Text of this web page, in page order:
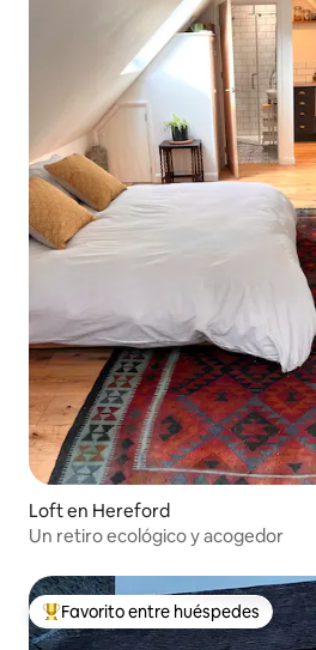
Loft en Hereford
Un retiro ecológico y acogedor
Favorito entre huéspedes preferido
Favorito entre huéspedes